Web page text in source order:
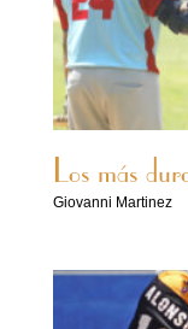
Los más
Giovanni Martinez